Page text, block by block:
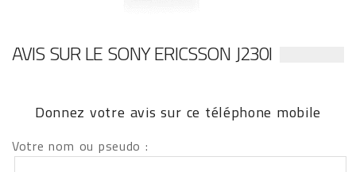
AVIS SUR LE SONY ERICSSON J230I
Donnez votre avis sur ce téléphone mobile
Votre nom ou pseudo :